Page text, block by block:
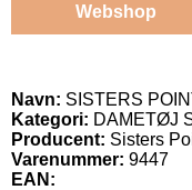
Webshop
Navn: SISTERS
Kategori: DAMETØJ
Producent: Sisters
Varenummer: 9447
EAN: